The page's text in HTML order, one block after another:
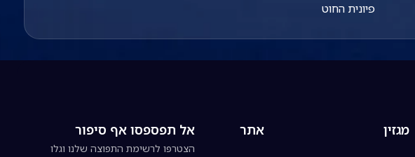
פיונית החוט
מגזין אתר אל תפספסו אף סיפור
הצטרפו לרשימת התפוצה שלנו וגלו